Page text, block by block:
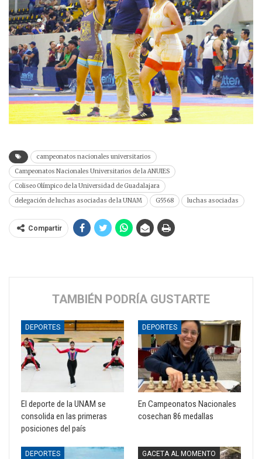
campeonatos nacionales universitarios
Campeonatos Nacionales Universitarios de la ANUIES
Coliseo Olímpico de la Universidad de Guadalajara
delegación de luchas asociadas de la UNAM
G5568 luchas asociadas
Compartir
TAMBIÉN PODRÍA GUSTARTE
DEPORTES
El deporte de la UNAM se
consolida en las primeras
posiciones del país
DEPORTES
En Campeonatos Nacionales
cosechan 86 medallas
DEPORTES GACETA AL MOMENTO